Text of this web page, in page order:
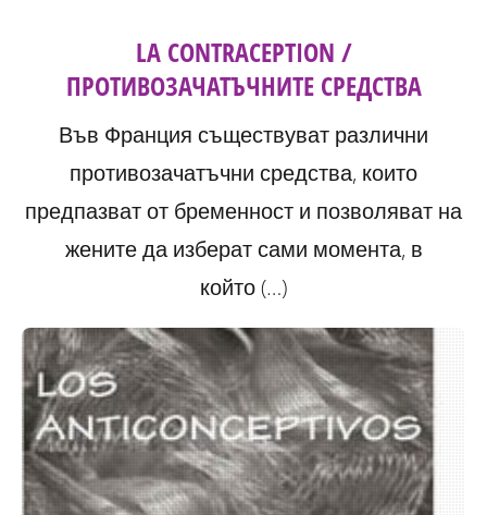
LA CONTRACEPTION /
ПРОТИВОЗАЧАТЪЧНИТЕ СРЕДСТВА
Във Франция съществуват различни
противозачатъчни средства, които
предпазват от бременност и позволяват на
жените да изберат сами момента, в
който (…)